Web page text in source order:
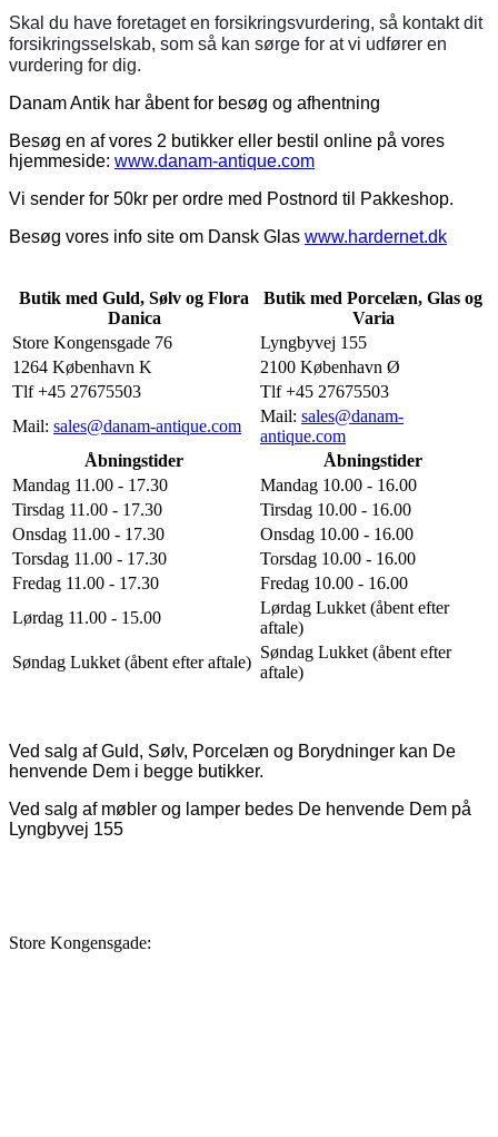
Skal du have foretaget en forsikringsvurdering, så kontakt dit
forsikringsselskab, som så kan sørge for at vi udfører en
vurdering for dig.
Danam Antik har åbent for besøg og afhentning
Besøg en af vores 2 butikker eller bestil online på vores
hjemmeside: www.danam-antique.com
Vi sender for 50kr per ordre med Postnord til Pakkeshop.
Besøg vores info site om Dansk Glas www.hardernet.dk
Butik med Guld, Sølv og Flora
Danica
Butik med Porcelæn, Glas og
Varia
Store Kongensgade 76
Lyngbyvej 155
1264 København K
2100 København Ø
Tlf +45 27675503
Tlf +45 27675503
Mail: sales@danam-antique.com
Mail: sales@danam-
antique.com
Åbningstider
Åbningstider
Mandag 11.00 - 17.30
Mandag 10.00 - 16.00
Tirsdag 11.00 - 17.30
Tirsdag 10.00 - 16.00
Onsdag 11.00 - 17.30
Onsdag 10.00 - 16.00
Torsdag 11.00 - 17.30
Torsdag 10.00 - 16.00
Fredag 11.00 - 17.30
Fredag 10.00 - 16.00
Lørdag 11.00 - 15.00
Lørdag Lukket (åbent efter
aftale)
Søndag Lukket (åbent efter aftale)
Søndag Lukket (åbent efter
aftale)
Ved salg af Guld, Sølv, Porcelæn og Borydninger kan De
henvende Dem i begge butikker.
Ved salg af møbler og lamper bedes De henvende Dem på
Lyngbyvej 155
Store Kongensgade: